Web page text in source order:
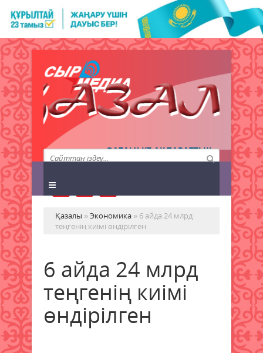
QAZALY.KZ АҚПАРАТТЫҚ
АГЕНТТІГІ
Қазалы »Экономика » 6 айда 24 млрд
теңгенің киімі өндірілген
6 айда 24 млрд
теңгенің киімі
өндірілген